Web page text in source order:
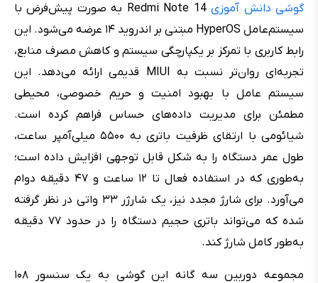
گوشی دانش‌ آموزی
Redmi Note 14 به صورت پیش‌فرض با
سیستم‌عامل HyperOS مبتنی بر اندروید ۱۴ عرضه می‌شود. این
رابط کاربری با تمرکز بر یکپارچگی سیستم و کاهش مصرف منابع،
تجربه‌ای روان‌تر نسبت به MIUI قدیمی ارائه می‌دهد. این
سیستم عامل با بهبود امنیت و حریم خصوصی، محیطی
مطمئن برای مدیریت داده‌های حساس فراهم کرده است.
شیائومی با ارتقای ظرفیت باتری به ۵۵۰۰ میلی‌آمپر ساعت،
طول عمر دستگاه را به شکل قابل توجهی افزایش داده است؛
به‌طوری که در استفاده فعال تا ۱۲ ساعت و ۴۷ دقیقه دوام
می‌آورد. برای شارژ مجدد نیز، یک شارژر ۳۳ واتی در نظر گرفته
شده که می‌تواند باتری حجیم دستگاه را در حدود ۷۷ دقیقه
به‌طور کامل شارژ کند.
مجموعه دوربین سه گانه این گوشی به یک سنسور ۱۰۸